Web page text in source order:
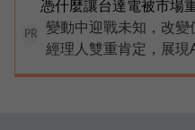
憑什麼讓台達電被市場
PR
變動中迎戰未知，改
經理人雙重肯定，展現